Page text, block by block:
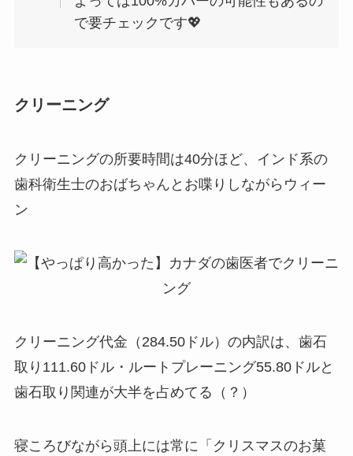
で要チェックです💖
クリーニング
クリーニングの所要時間は40分ほど、インド系の
歯科衛生士のおばちゃんとお喋りしながらウィー
ン
クリーニング代金（284.50ドル）の内訳は、歯石
取り111.60ドル・ルートプレーニング55.80ドルと
歯石取り関連が大半を占めてる（？）
寝ころびながら頭上には常に「クリスマスのお菓